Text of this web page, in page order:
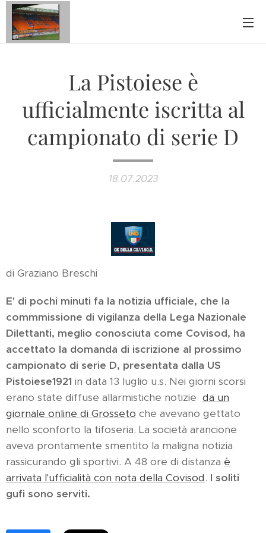
La Pistoiese è
ufficialmente iscritta al
campionato di serie D
18.07.2023
di Graziano Breschi
E' di pochi minuti fa la notizia ufficiale, che la
commmissione di vigilanza della Lega Nazionale
Dilettanti, meglio conosciuta come Covisod, ha
accettato la domanda di iscrizione al prossimo
campionato di serie D, presentata dalla US
Pistoiese1921 in data 13 luglio u.s. Nei giorni scorsi
erano state diffuse allarmistiche notizie da un
giornale online di Grosseto che avevano gettato
nello sconforto la tifoseria. La società arancione
aveva prontamente smentito la maligna notizia
rassicurando gli sportivi. A 48 ore di distanza è
arrivata l'ufficialità con nota della Covisod. I soliti
gufi sono serviti.